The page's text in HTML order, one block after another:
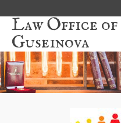
Law Office of
Guseinova